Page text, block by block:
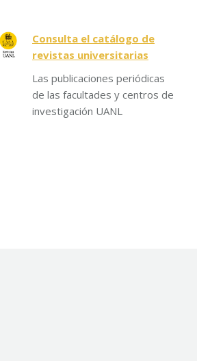
Consulta el catálogo de
revistas universitarias
Las publicaciones periódicas
de las facultades y centros de
investigación UANL